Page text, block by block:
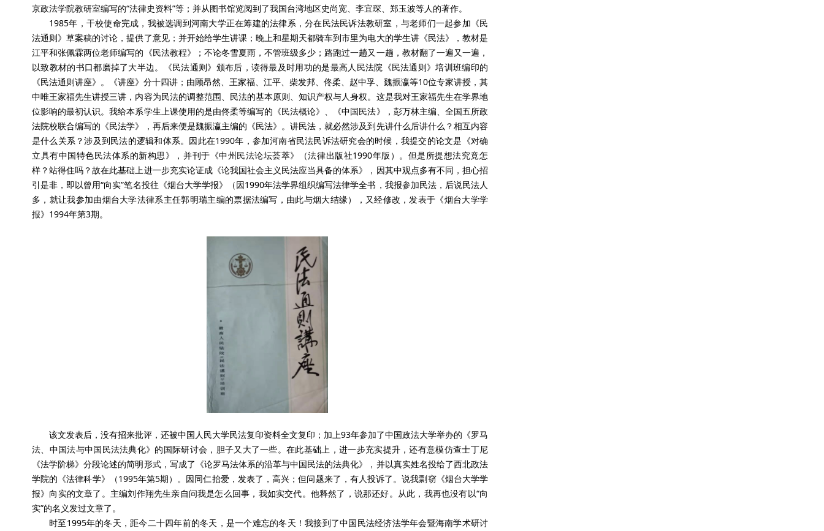
京政法学院教研室编写的“法律史资料”等；并从图书馆览阅到了我国台湾地区史尚宽、李宜琛、郑玉波等人的著作。
1985年，干校使命完成，我被选调到河南大学正在筹建的法律系，分在民法民诉法教研室，与老师们一起参加《民
法通则》草案稿的讨论，提供了意见；并开始给学生讲课；晚上和星期天都骑车到市里为电大的学生讲《民法》，教材是
江平和张佩霖两位老师编写的《民法教程》；不论冬雪夏雨，不管班级多少；路跑过一趟又一趟，教材翻了一遍又一遍，
以致教材的书口都磨掉了大半边。《民法通则》颁布后，读得最及时用功的是最高人民法院《民法通则》培训班编印的
《民法通则讲座》。《讲座》分十四讲；由顾昂然、王家福、江平、柴发邦、佟柔、赵中孚、魏振瀛等10位专家讲授，其
中唯王家福先生讲授三讲，内容为民法的调整范围、民法的基本原则、知识产权与人身权。这是我对王家福先生在学界地
位影响的最初认识。我给本系学生上课使用的是由佟柔等编写的《民法概论》、《中国民法》，彭万林主编、全国五所政
法院校联合编写的《民法学》，再后来便是魏振瀛主编的《民法》。讲民法，就必然涉及到先讲什么后讲什么？相互内容
是什么关系？涉及到民法的逻辑和体系。因此在1990年，参加河南省民法民诉法研究会的时候，我提交的论文是《对确
立具有中国特色民法体系的新构思》，并刊于《中州民法论坛荟萃》（法律出版社1990年版）。但是所提想法究竟怎
样？站得住吗？故在此基础上进一步充实论证成《论我国社会主义民法应当具备的体系》，因其中观点多有不同，担心招
引是非，即以曾用“向实”笔名投往《烟台大学学报》（因1990年法学界组织编写法律学全书，我报参加民法，后说民法人
多，就让我参加由烟台大学法律系主任郭明瑞主编的票据法编写，由此与烟大结缘），又经修改，发表于《烟台大学学
报》1994年第3期。
该文发表后，没有招来批评，还被中国人民大学民法复印资料全文复印；加上93年参加了中国政法大学举办的《罗马
法、中国法与中国民法法典化》的国际研讨会，胆子又大了一些。在此基础上，进一步充实提升，还有意模仿查士丁尼
《法学阶梯》分段论述的简明形式，写成了《论罗马法体系的沿革与中国民法的法典化》，并以真实姓名投给了西北政法
学院的《法律科学》（1995年第5期）。因同仁抬爱，发表了，高兴；但问题来了，有人投诉了。说我剽窃《烟台大学学
报》向实的文章了。主编刘作翔先生亲自问我是怎么回事，我如实交代。他释然了，说那还好。从此，我再也没有以“向
实”的名义发过文章了。
时至1995年的冬天，距今二十四年前的冬天，是一个难忘的冬天！我接到了中国民法经济法学年会暨海南学术研讨